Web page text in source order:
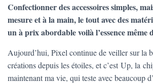
Confectionner des accessoires simples,
mesure et à la main, le tout avec des
un à prix abordable voilà l’essence même
Aujourd’hui, Pixel continue de veiller sur la
créations depuis les étoiles, et c’est Up, la
maintenant ma vie, qui teste avec beaucoup